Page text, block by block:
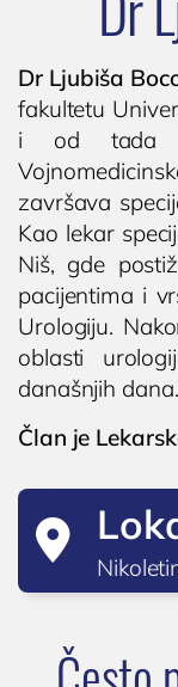
Pregled
oboljenja
Lečenje
Nišu
Ispitivanje
Operacija
Kondilomi,
Cistoskopija
Pregled
Ispitivanje
upale do
OPŠTA I
Dr Ljubiša
fakultetu
i od tada
završava
Kao lekar
Niš, gde
pacijentima i
Urologiju.
oblasti
današnjih dana.
Član je
